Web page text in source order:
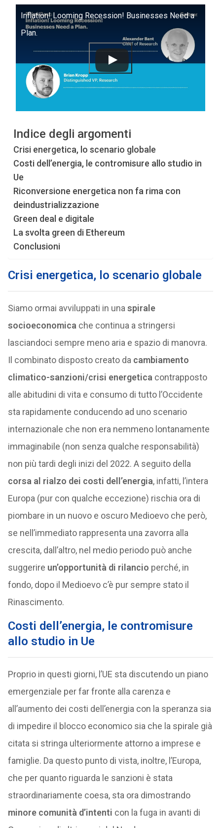
Inflation! Looming Recession! Businesses Need a
Plan.
Indice degli argomenti
Crisi energetica, lo scenario globale
Costi dell’energia, le contromisure allo studio in
Ue
Riconversione energetica non fa rima con
deindustrializzazione
Green deal e digitale
La svolta green di Ethereum
Conclusioni
Crisi energetica, lo scenario globale
Siamo ormai avviluppati in una spirale
socioeconomica che continua a stringersi
lasciandoci sempre meno aria e spazio di manovra.
Il combinato disposto creato da cambiamento
climatico-sanzioni/crisi energetica contrapposto
alle abitudini di vita e consumo di tutto l’Occidente
sta rapidamente conducendo ad uno scenario
internazionale che non era nemmeno lontanamente
immaginabile (non senza qualche responsabilità)
non più tardi degli inizi del 2022. A seguito della
corsa al rialzo dei costi dell’energia, infatti, l’intera
Europa (pur con qualche eccezione) rischia ora di
piombare in un nuovo e oscuro Medioevo che però,
se nell’immediato rappresenta una zavorra alla
crescita, dall’altro, nel medio periodo può anche
suggerire un’opportunità di rilancio perché, in
fondo, dopo il Medioevo c’è pur sempre stato il
Rinascimento.
Costi dell’energia, le contromisure
allo studio in Ue
Proprio in questi giorni, l’UE sta discutendo un piano
emergenziale per far fronte alla carenza e
all’aumento dei costi dell’energia con la speranza sia
di impedire il blocco economico sia che la spirale già
citata si stringa ulteriormente attorno a imprese e
famiglie. Da questo punto di vista, inoltre, l’Europa,
che per quanto riguarda le sanzioni è stata
straordinariamente coesa, sta ora dimostrando
minore comunità d’intenti con la fuga in avanti di